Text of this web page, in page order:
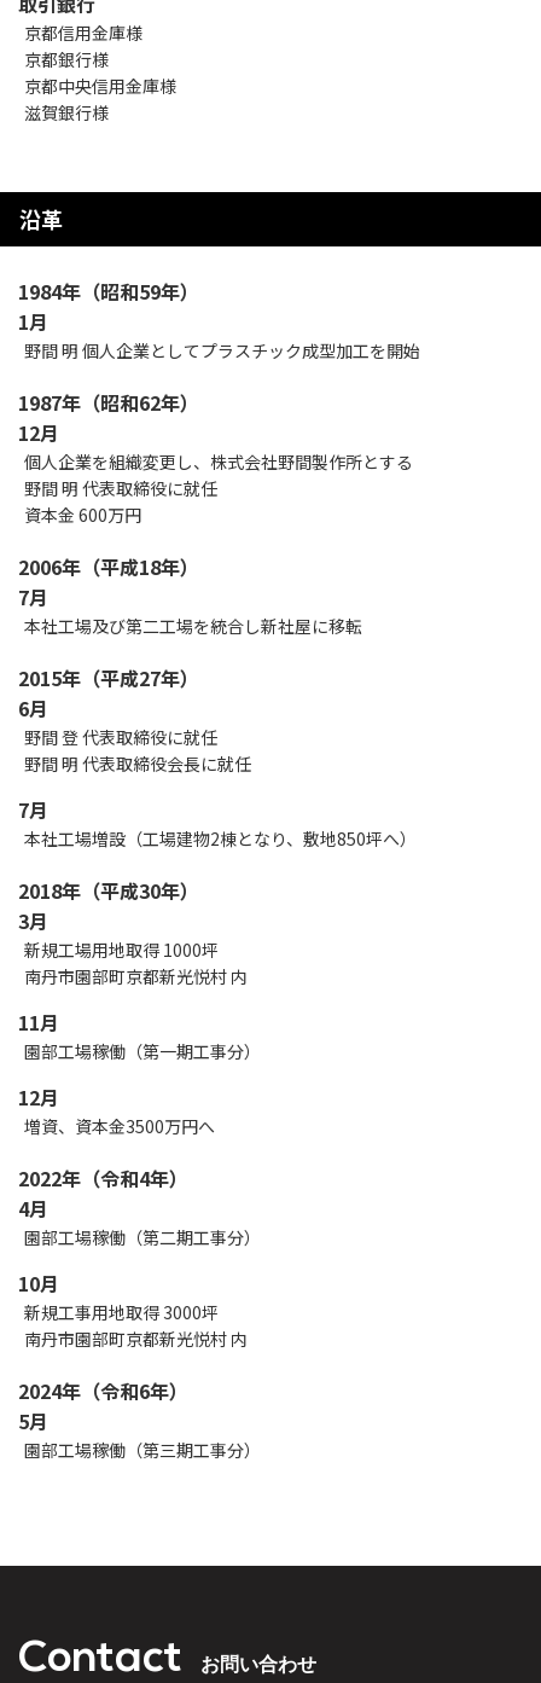
京都信用金庫様
京都銀行様
京都中央信用金庫様
滋賀銀行様
沿革
1984年（昭和59年）
1月
野間 明 個人企業としてプラスチック成型加工を開始
1987年（昭和62年）
12月
個人企業を組織変更し、株式会社野間製作所とする
野間 明 代表取締役に就任
資本金 600万円
2006年（平成18年）
7月
本社工場及び第二工場を統合し新社屋に移転
2015年（平成27年）
6月
野間 登 代表取締役に就任
野間 明 代表取締役会長に就任
7月
本社工場増設（工場建物2棟となり、敷地850坪へ）
2018年（平成30年）
3月
新規工場用地取得 1000坪
南丹市園部町京都新光悦村 内
11月
園部工場稼働（第一期工事分）
12月
増資、資本金3500万円へ
2022年（令和4年）
4月
園部工場稼働（第二期工事分）
10月
新規工事用地取得 3000坪
南丹市園部町京都新光悦村 内
2024年（令和6年）
5月
園部工場稼働（第三期工事分）
Contact お問い合わせ